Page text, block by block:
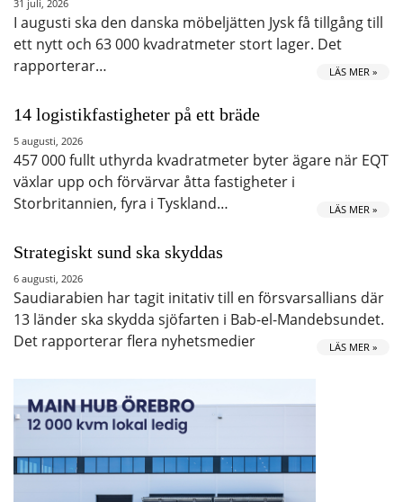
31 juli, 2026
I augusti ska den danska möbeljätten Jysk få tillgång till
ett nytt och 63 000 kvadratmeter stort lager. Det
rapporterar…
LÄS MER »
14 logistikfastigheter på ett bräde
5 augusti, 2026
457 000 fullt uthyrda kvadratmeter byter ägare när EQT
växlar upp och förvärvar åtta fastigheter i
Storbritannien, fyra i Tyskland…
LÄS MER »
Strategiskt sund ska skyddas
6 augusti, 2026
Saudiarabien har tagit initativ till en försvarsallians där
13 länder ska skydda sjöfarten i Bab-el-Mandebsundet.
Det rapporterar flera nyhetsmedier
LÄS MER »